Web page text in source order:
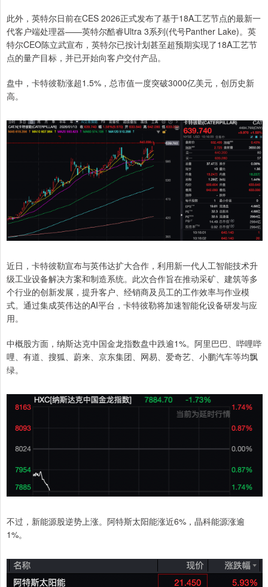
此外，英特尔日前在CES 2026正式发布了基于18A工艺节点的最新一
代客户端处理器——英特尔酷睿Ultra 3系列(代号Panther Lake)。英
特尔CEO陈立武宣布，英特尔已按计划甚至超预期实现了18A工艺节
点的量产目标，并已开始向客户交付产品。
盘中，卡特彼勒涨超1.5%，总市值一度突破3000亿美元，创历史新
高。
近日，卡特彼勒宣布与英伟达扩大合作，利用新一代人工智能技术升
级工业设备解决方案和制造系统。此次合作旨在推动采矿、建筑等多
个行业的创新发展，提升客户、经销商及员工的工作效率与作业模
式。通过集成英伟达的AI平台，卡特彼勒将加速智能化设备研发与应
用。
中概股方面，纳斯达克中国金龙指数盘中跌逾1%。阿里巴巴、哔哩哔
哩、有道、搜狐、蔚来、京东集团、网易、爱奇艺、小鹏汽车等均飘
绿。
不过，新能源股逆势上涨。阿特斯太阳能涨近6%，晶科能源涨逾
1%。